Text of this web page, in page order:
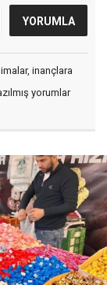
inançlara
yorumlar